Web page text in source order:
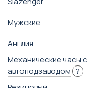
Мужские
Англия
Механические часы с
автоподзаводом ?